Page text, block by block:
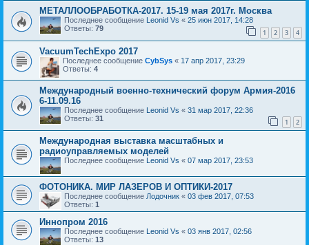
МЕТАЛЛООБРАБОТКА-2017. 15-19 мая 2017г. Москва
Последнее сообщение Leonid Vs « 25 июн 2017, 14:28
Ответы: 79 1 2 3 4
VacuumTechExpo 2017
Последнее сообщение CybSys « 17 апр 2017, 23:29
Ответы: 4
Международный военно-технический форум Армия-2016
6-11.09.16
Последнее сообщение Leonid Vs « 31 мар 2017, 22:36
Ответы: 31 1 2
Международная выставка масштабных и
радиоуправляемых моделей
Последнее сообщение Leonid Vs « 07 мар 2017, 23:53
ФОТОНИКА. МИР ЛАЗЕРОВ И ОПТИКИ-2017
Последнее сообщение Лодочник « 03 фев 2017, 07:53
Ответы: 1
Иннопром 2016
Последнее сообщение Leonid Vs « 03 янв 2017, 02:56
Ответы: 13